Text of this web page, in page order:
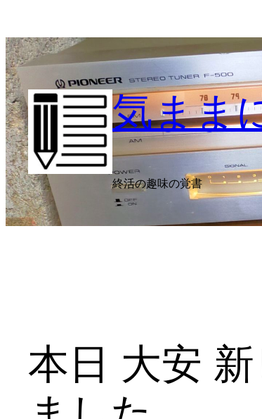
容
を
ス
キ
ッ
プ
気まま
終活の趣味の覚書
本日 大安